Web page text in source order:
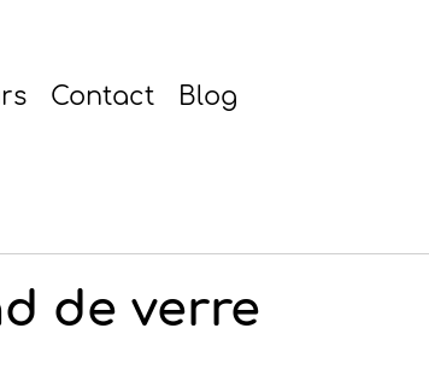
Contact Blog
de verre